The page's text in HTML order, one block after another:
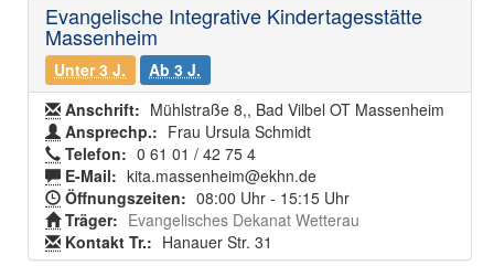
Evangelische Integrative Kindertagesstätte
Massenheim
Unter 3 J.
Ab 3 J.
Anschrift: Mühlstraße 8,, Bad Vilbel OT Massenheim
Ansprechp.: Frau Ursula Schmidt
Telefon: 0 61 01 / 42 75 4
E-Mail: kita.massenheim@ekhn.de
Öffnungszeiten: 08:00 Uhr - 15:15 Uhr
Träger: Evangelisches Dekanat Wetterau
Kontakt Tr.: Hanauer Str. 31